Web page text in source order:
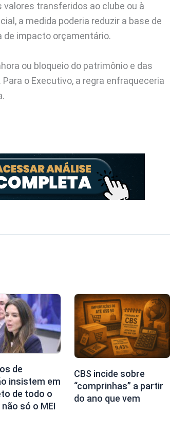
valores transferidos ao clube ou à
a medida poderia reduzir a base de
de impacto orçamentário.
ou bloqueio do patrimônio e das
o Executivo, a regra enfraqueceria
de
insistem em
de todo o
só o MEI
CBS incide sobre
“comprinhas” a partir
do ano que vem